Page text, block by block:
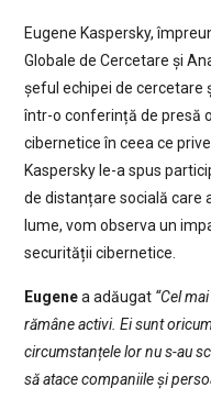
Eugene Kaspersky,
Globale de Cercetare și
șeful echipei de cercetare
într-o conferință de presă
cibernetice în ceea ce
Kaspersky le-a spus
de distanțare socială care
lume, vom observa un
securității cibernetice.
Eugenea adăugat“Cel
rămâne activi. Ei sunt
circumstanțele lor nu s-au
să atace companiile și